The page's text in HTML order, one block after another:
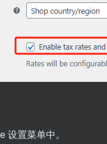
设置菜单中。